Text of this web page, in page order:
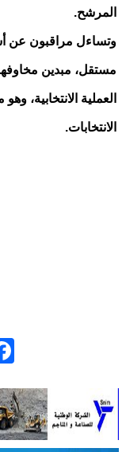
المرشح.
وتساءل مراقبون عن
مستقل، مبدين
العملية الانتخابية،
الانتخابات.